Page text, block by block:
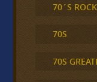
70´S ROCK
70S
70S